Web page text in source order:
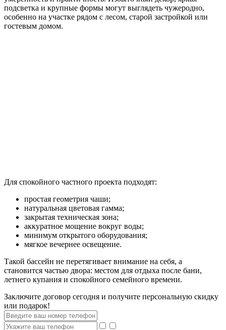
подсветка и крупные формы могут выглядеть чужеродно,
особенно на участке рядом с лесом, старой застройкой или
гостевым домом.
Для спокойного частного проекта подходят:
простая геометрия чаши;
натуральная цветовая гамма;
закрытая техническая зона;
аккуратное мощение вокруг воды;
минимум открытого оборудования;
мягкое вечернее освещение.
Такой бассейн не перетягивает внимание на себя, а
становится частью двора: местом для отдыха после бани,
летнего купания и спокойного семейного времени.
Заключите договор сегодня и получите персональную скидку
или подарок!